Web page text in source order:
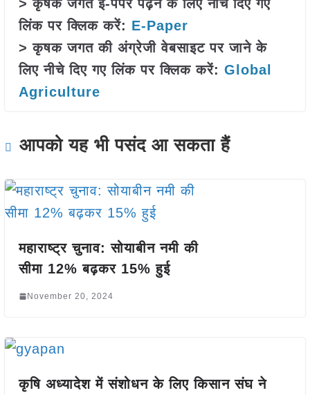
> कृषक जगत ई-पेपर पढ़ने के लिए नीचे दिए गए
लिंक पर क्लिक करें: E-Paper
> कृषक जगत की अंग्रेजी वेबसाइट पर जाने के
लिए नीचे दिए गए लिंक पर क्लिक करें: Global
Agriculture
आपको यह भी पसंद आ सकता हैं
महाराष्ट्र चुनाव: सोयाबीन नमी की
सीमा 12% बढ़कर 15% हुई
November 20, 2024
कृषि अध्यादेश में संशोधन के लिए किसान संघ ने